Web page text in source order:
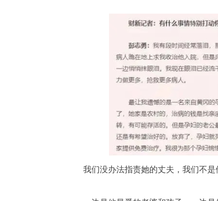
我们没办法指责她的丈夫，我们不